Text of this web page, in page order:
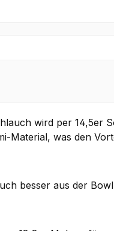
wird per 14,5er
Material, was den
besser aus der